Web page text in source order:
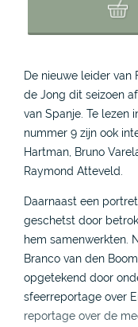
De nieuwe leider van
de Jong dit seizoen
van Spanje. Te lezen
nummer 9 zijn ook
Hartman, Bruno
Raymond Atteveld.
Daarnaast een
geschetst door
hem samenwerkten.
Branco van den
opgetekend door
sfeerreportage over
reportage over de